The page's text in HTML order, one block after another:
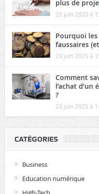
plus de
23 juin 2025 à
Pourquoi
faussaires
23 juin 2025 à
Comment
l’achat
?
23 juin 2025 à
CATÉGORIES
Business
Education numérique